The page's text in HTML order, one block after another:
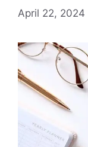
April 22, 2024